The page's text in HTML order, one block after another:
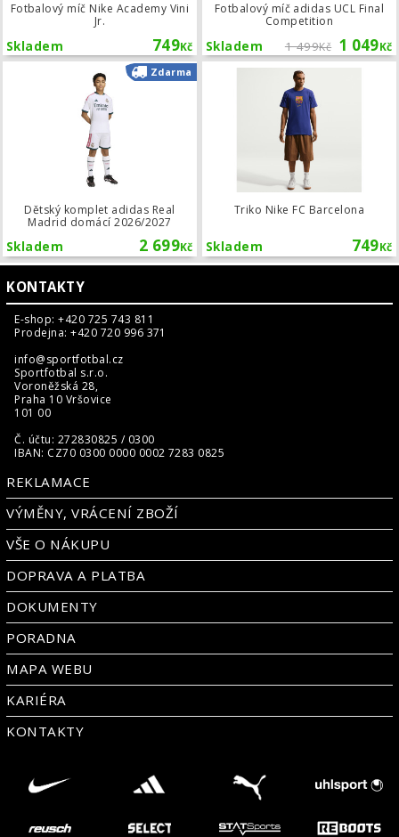
Fotbalový míč Nike Academy Vini
Jr.
749Kč
Skladem
Fotbalový míč adidas UCL Final
Competition
1 499Kč 1 049Kč
Skladem
Dětský komplet adidas Real
Madrid domácí 2026/2027
2 699Kč
Skladem
Zdarma Dětský komplet adidas Real Madrid
Triko Nike FC Barcelona
749Kč
Skladem
KONTAKTY
E-shop: +420 725 743 811
Prodejna: +420 720 996 371
info@sportfotbal.cz
Sportfotbal s.r.o.
Voroněžská 28,
Praha 10 Vršovice
101 00
Č. účtu: 272830825 / 0300
IBAN: CZ70 0300 0000 0002 7283 0825
REKLAMACE
VÝMĚNY, VRÁCENÍ ZBOŽÍ
VŠE O NÁKUPU
DOPRAVA A PLATBA
DOKUMENTY
PORADNA
MAPA WEBU
KARIÉRA
KONTAKTY